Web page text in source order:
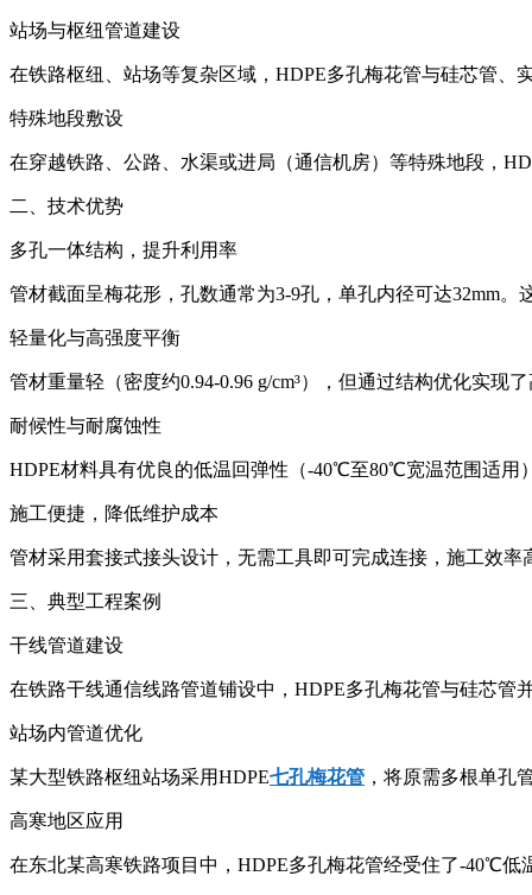
站场与枢纽管道建设
在铁路枢纽、站场等复杂区域，HDPE多孔梅花管与硅芯管、
特殊地段敷设
在穿越铁路、公路、水渠或进局（通信机房）等特殊地段，
二、技术优势
多孔一体结构，提升利用率
管材截面呈梅花形，孔数通常为3-9孔，单孔内径可达32mm
轻量化与高强度平衡
管材重量轻（密度约0.94-0.96 g/cm³），但通过结构优化实现
耐候性与耐腐蚀性
HDPE材料具有优良的低温回弹性（-40℃至80℃宽温范围适用
施工便捷，降低维护成本
管材采用套接式接头设计，无需工具即可完成连接，施工效
三、典型工程案例
干线管道建设
在铁路干线通信线路管道铺设中，HDPE多孔梅花管与硅芯管
站场内管道优化
某大型铁路枢纽站场采用HDPE七孔梅花管 ，将原需多根单孔
高寒地区应用
在东北某高寒铁路项目中，HDPE多孔梅花管经受住了-40℃低